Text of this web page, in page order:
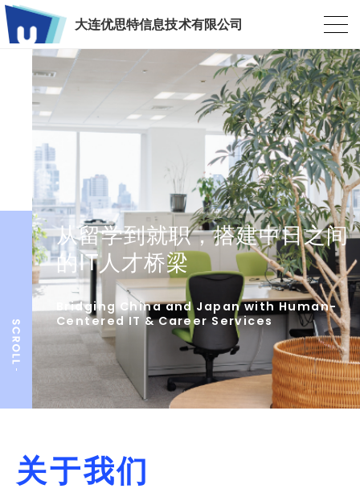
大连优思特信息技术有限公司
从留学到就职，搭建中日之间
的IT人才桥梁
Bridging China and Japan with Human-
Centered IT & Career Services
关于我们